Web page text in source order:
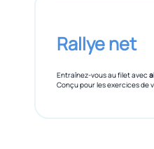
Rallye net
Entraînez-vous au filet avec
Conçu pour les exercices de